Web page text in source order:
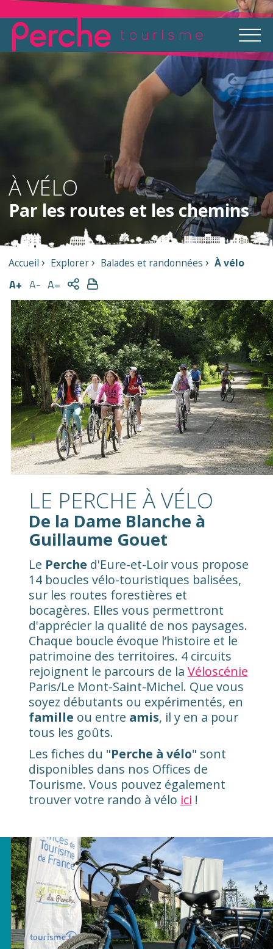
À VÉLO
Par les routes et les chemins
Accueil Explorer Balades et randonnées À vélo
A+ A- A=
LE PERCHE À VÉLO
De la Dame Blanche à
Guillaume Gouet
Le Perche d'Eure-et-Loir vous propose
14 boucles vélo-touristiques balisées,
sur les routes forestières et
bocagères. Elles vous permettront
d'apprécier la qualité de nos paysages.
Chaque boucle évoque l’histoire et le
patrimoine des territoires. 4 circuits
rejoignent le parcours de la Véloscénie
Paris/Le Mont-Saint-Michel. Que vous
soyez débutants ou expérimentés, en
famille ou entre amis, il y en a pour
tous les goûts.
Les fiches du "Perche à vélo" sont
disponibles dans nos Offices de
Tourisme. Vous pouvez également
trouver votre rando à vélo ici !